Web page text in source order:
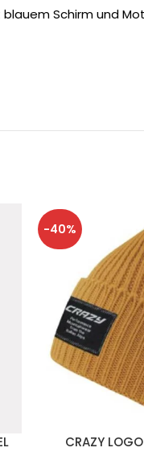
Schirm und
-40%
CRAZY